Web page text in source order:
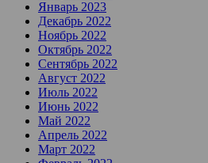
Январь 2023
Декабрь 2022
Ноябрь 2022
Октябрь 2022
Сентябрь 2022
Август 2022
Июль 2022
Июнь 2022
Май 2022
Апрель 2022
Март 2022